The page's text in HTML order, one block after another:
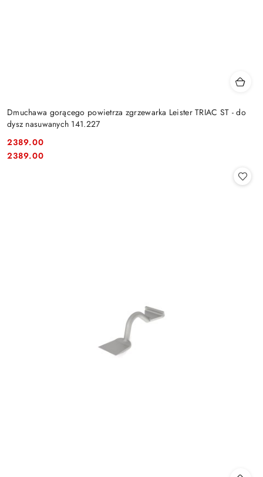
Dmuchawa gorącego powietrza zgrzewarka Leister TRIAC ST - do
dysz nasuwanych 141.227
Cena:
2389.00
Cena:
2389.00